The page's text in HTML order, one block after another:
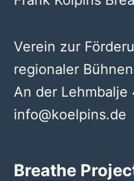
Verein zur
regionaler
An der Lehmbalje
info@koelpins.de
Breathe